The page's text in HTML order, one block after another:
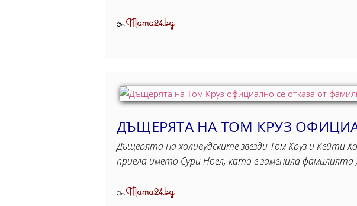
ОтMama24.bg
ДЪЩЕРЯТА НА ТОМ КРУЗ
Дъщерята на холивудските звезди Том Круз и Кейти
приела името Сури Ноел, като е заменила
ОтMama24.bg